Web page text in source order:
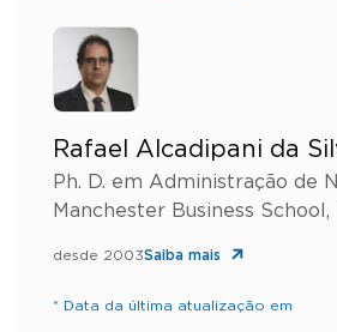
Rafael Alcadipani da
Ph. D. em Administração de
Manchester Business
desde 2003Saiba mais
* Data da última atualização em